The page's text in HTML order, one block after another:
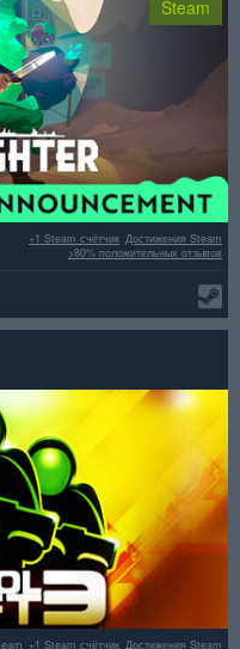
Steam
Достижения Steam
+1 Steam счётчик
>80% положительных отзывов
Достижения Steam
+1 Steam счётчик